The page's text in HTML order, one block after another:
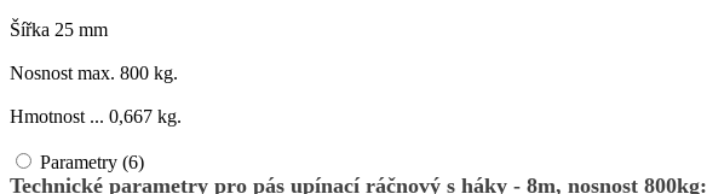
Šířka 25 mm
Nosnost max. 800 kg.
Hmotnost ... 0,667 kg.
Parametry (6)
Technické parametry pro pás upínací ráčnový s háky - 8m, nosnost 800kg: